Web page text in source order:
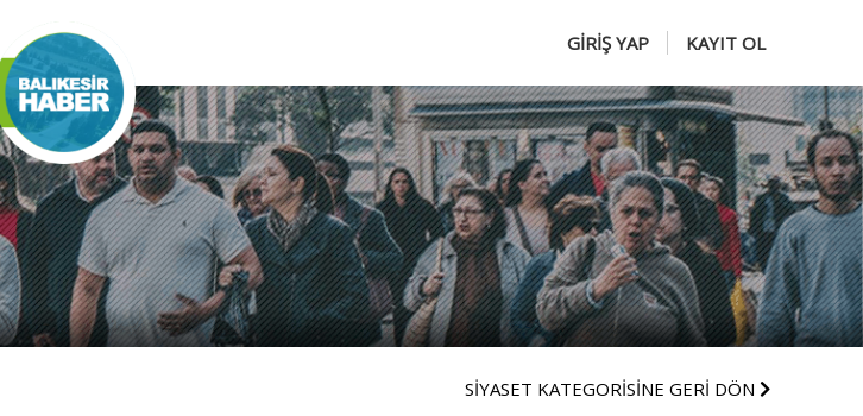
GİRİŞ YAP KAYIT OL
SİYASET KATEGORİSİNE GERİ DÖN